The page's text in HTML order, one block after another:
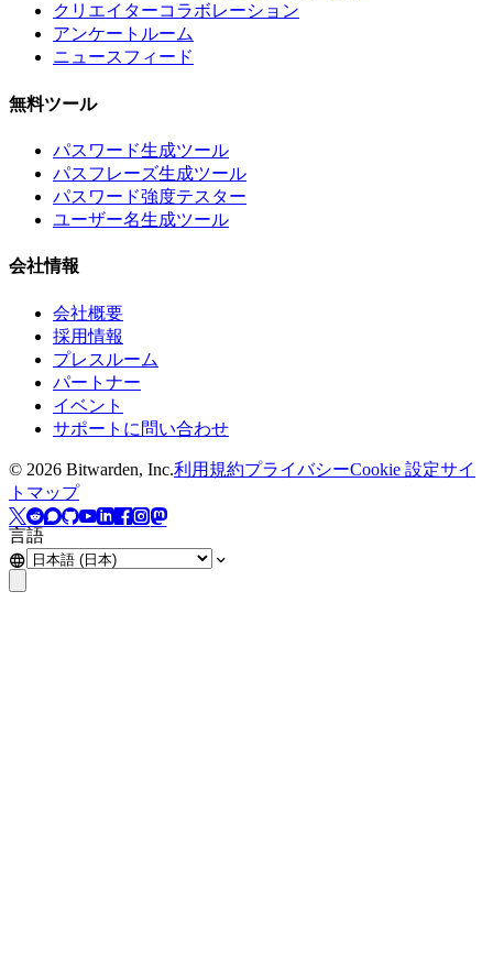
クリエイターコラボレーション
アンケートルーム
ニュースフィード
無料ツール
パスワード生成ツール
パスフレーズ生成ツール
パスワード強度テスター
ユーザー名生成ツール
会社情報
会社概要
採用情報
プレスルーム
パートナー
イベント
サポートに問い合わせ
© 2026 Bitwarden, Inc.利用規約プライバシーCookie 設定サイ
トマップ
言語